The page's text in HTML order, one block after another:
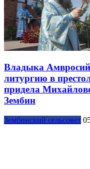
Владыка
литургию в
придела
Зембин
Зембинский сельсовет